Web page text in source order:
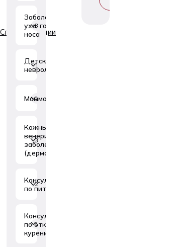
Специализации
Заболевания
уха, горла и
носа
3
Детская
неврология
1
Маммология
1
Кожные и
венерические
заболевания
(дерматовенерология)
3
Консультации
по питанию
2
Консультации
по отказу от
курения
1